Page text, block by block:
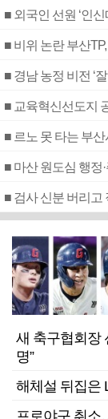
■ 외국인 선원 ‘인
■ 비위 논란 부산
■ 경남 농정 비전 ‘
■ 교육혁신선도지
■ 르노 못 타는 부
■ 마산 원도심 행정
새 축구협회장
명”
해체설 뒤집은